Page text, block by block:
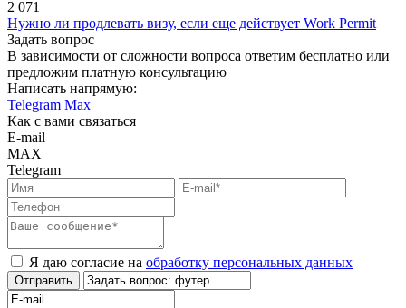
2 071
Нужно ли продлевать визу, если еще действует Work Permit
Задать вопрос
В зависимости от сложности вопроса ответим бесплатно или
предложим платную консультацию
Написать напрямую:
Telegram Max
Как с вами связаться
E-mail
MAX
Telegram
Я даю согласие на обработку персональных данных
Отправить